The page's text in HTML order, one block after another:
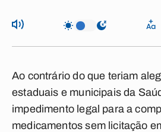
Ao contrário do que teriam
estaduais e municipais da
impedimento legal para a
medicamentos sem licitação